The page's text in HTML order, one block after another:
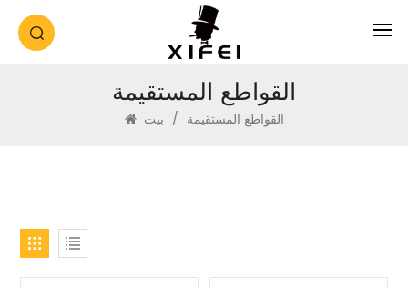
القواطع المستقيمة
/ القواطع المستقيمة